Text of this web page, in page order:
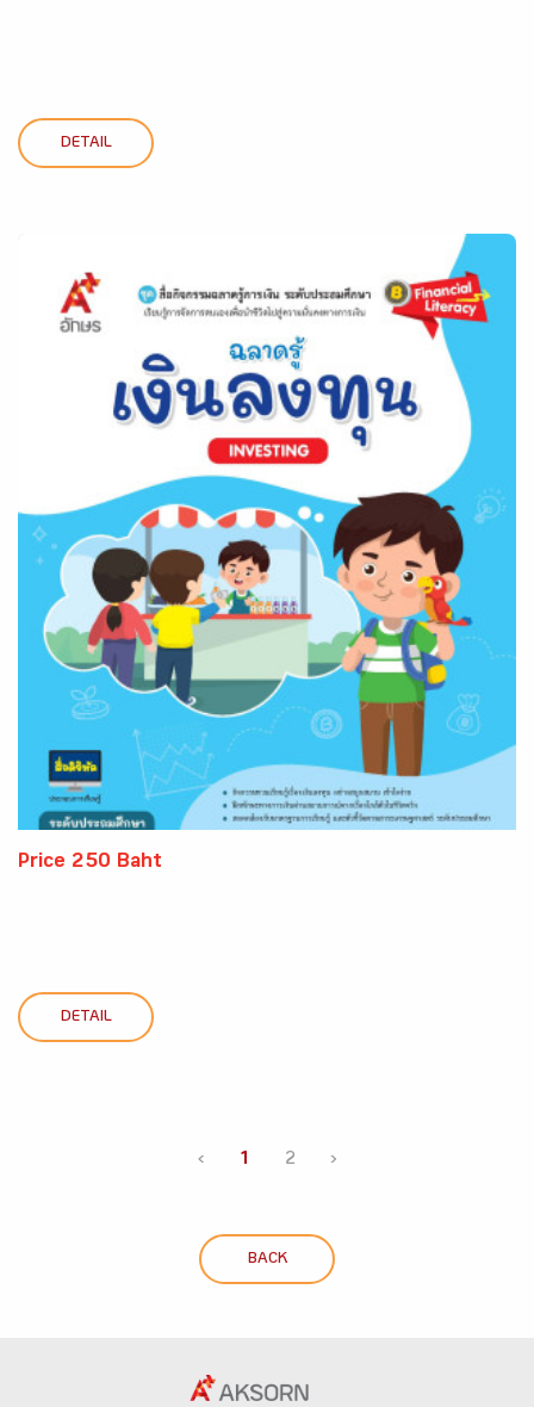
DETAIL
Price 250 Baht
DETAIL
‹ 1 2 ›
BACK